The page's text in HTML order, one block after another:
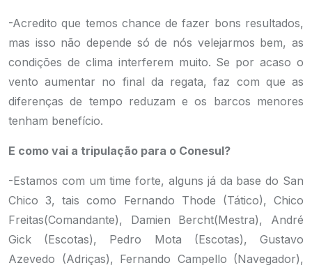
-Acredito que temos chance de fazer bons resultados,
mas isso não depende só de nós velejarmos bem, as
condições de clima interferem muito. Se por acaso o
vento aumentar no final da regata, faz com que as
diferenças de tempo reduzam e os barcos menores
tenham benefício.
E como vai a tripulação para o Conesul?
-Estamos com um time forte, alguns já da base do San
Chico 3, tais como Fernando Thode (Tático), Chico
Freitas(Comandante), Damien Bercht(Mestra), André
Gick (Escotas), Pedro Mota (Escotas), Gustavo
Azevedo (Adriças), Fernando Campello (Navegador),